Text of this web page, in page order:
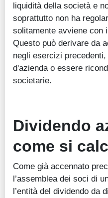
liquidità della società e
soprattutto non ha
solitamente avviene con
Questo può derivare da
negli esercizi
d'azienda o essere
societarie.
Dividendo
come si
Come già accennato
l’assemblea dei soci di
l’entità del dividendo da